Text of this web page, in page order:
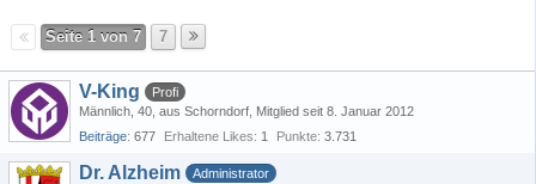
Seite 1 von 7 7
V-King
Profi
Männlich 40 aus Schorndorf Mitglied seit 8. Januar 2012
Beiträge 677 Erhaltene Likes 1 Punkte 3.731
Dr. Alzheim
Administrator